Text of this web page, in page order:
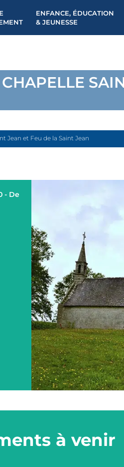
ENFANCE, ÉDUCATION
& JEUNESSE
Jean et Feu de la Saint Jean
- De
à venir